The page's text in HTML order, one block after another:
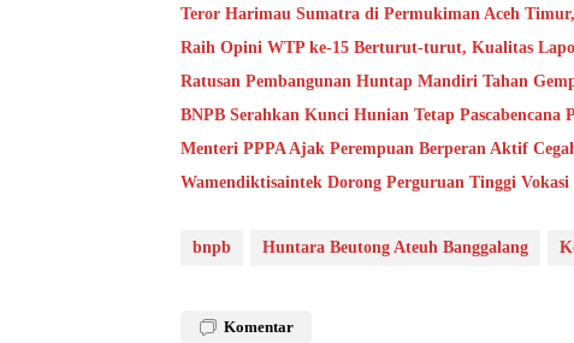
Teror Harimau Sumatra di Permukiman Aceh
Raih Opini WTP ke-15 Berturut-turut, Kualitas
Ratusan Pembangunan Huntap Mandiri Tahan
BNPB Serahkan Kunci Hunian Tetap Pascabencana
Menteri PPPA Ajak Perempuan Berperan Aktif
Wamendiktisaintek Dorong Perguruan Tinggi
bnpb Huntara Beutong Ateuh Banggalang
Komentar